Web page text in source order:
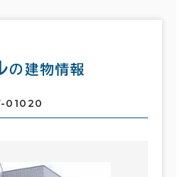
の建物情報
01020